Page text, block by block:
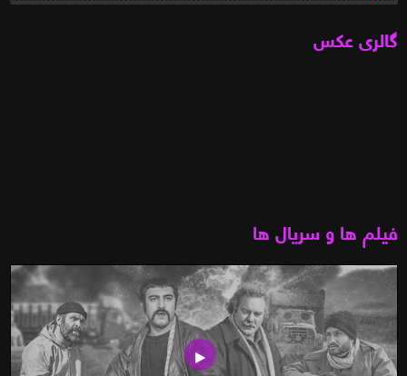
گالری عکس
فیلم ها و سریال ها